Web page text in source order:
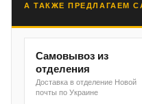
А ТАКЖЕ ПРЕДЛАГАЕМ
Самовывоз из
отделения
Доставка в отделение Новой
почты по Украине